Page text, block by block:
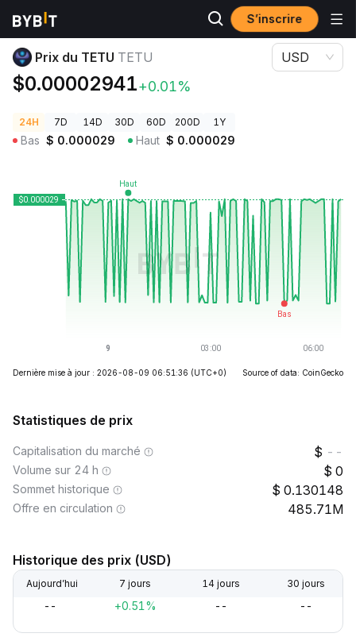
S’inscrire
Prix des cryptos
Prix du TETU TETU
$0.00002941+0.01%
USD
24H 7D 14D 30D 60D 200D 1Y
Bas $ 0.000029 Haut $ 0.000029
Dernière mise à jour : 2026-08-09 06:51:36 (UTC+0) Source of data: CoinGecko
Statistiques de prix
Capitalisation du marché --
Volume sur 24 h 0
Sommet historique 0.130148
Offre en circulation 485.71M
Historique des prix (USD)
Aujourd’hui 7 jours 14 jours 30 jours
-- +0.51% -- --